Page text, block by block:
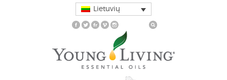
Lietuvių